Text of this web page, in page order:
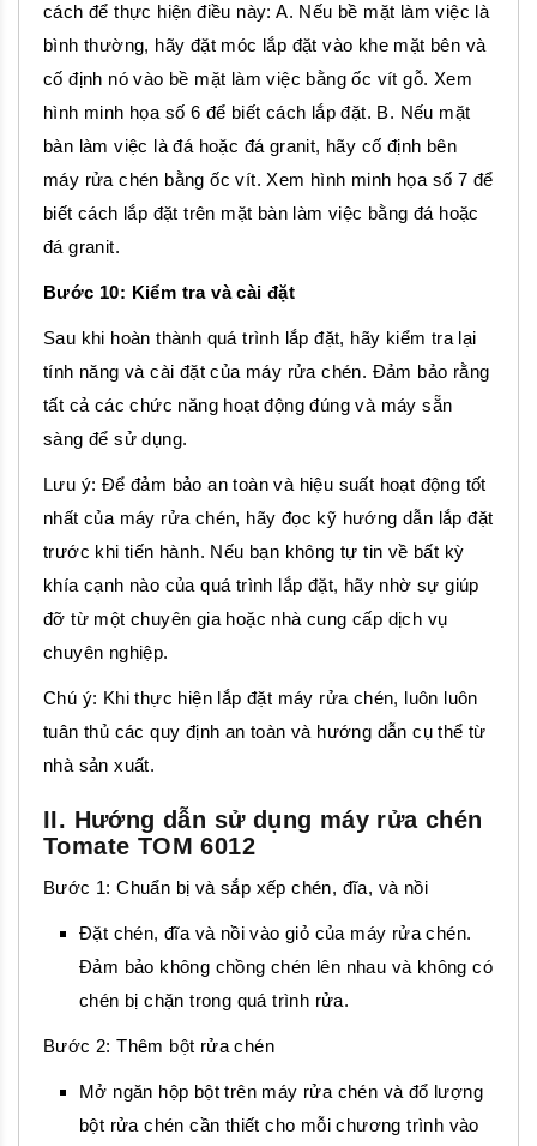
cách để thực hiện điều này: A. Nếu bề mặt làm việc là
bình thường, hãy đặt móc lắp đặt vào khe mặt bên và
cố định nó vào bề mặt làm việc bằng ốc vít gỗ. Xem
hình minh họa số 6 để biết cách lắp đặt. B. Nếu mặt
bàn làm việc là đá hoặc đá granit, hãy cố định bên
máy rửa chén bằng ốc vít. Xem hình minh họa số 7 để
biết cách lắp đặt trên mặt bàn làm việc bằng đá hoặc
đá granit.
Bước 10: Kiểm tra và cài đặt
Sau khi hoàn thành quá trình lắp đặt, hãy kiểm tra lại
tính năng và cài đặt của máy rửa chén. Đảm bảo rằng
tất cả các chức năng hoạt động đúng và máy sẵn
sàng để sử dụng.
Lưu ý: Để đảm bảo an toàn và hiệu suất hoạt động tốt
nhất của máy rửa chén, hãy đọc kỹ hướng dẫn lắp đặt
trước khi tiến hành. Nếu bạn không tự tin về bất kỳ
khía cạnh nào của quá trình lắp đặt, hãy nhờ sự giúp
đỡ từ một chuyên gia hoặc nhà cung cấp dịch vụ
chuyên nghiệp.
Chú ý: Khi thực hiện lắp đặt máy rửa chén, luôn luôn
tuân thủ các quy định an toàn và hướng dẫn cụ thể từ
nhà sản xuất.
II. Hướng dẫn sử dụng máy rửa chén
Tomate TOM 6012
Bước 1: Chuẩn bị và sắp xếp chén, đĩa, và nồi
Đặt chén, đĩa và nồi vào giỏ của máy rửa chén.
Đảm bảo không chồng chén lên nhau và không có
chén bị chặn trong quá trình rửa.
Bước 2: Thêm bột rửa chén
Mở ngăn hộp bột trên máy rửa chén và đổ lượng
bột rửa chén cần thiết cho mỗi chương trình vào